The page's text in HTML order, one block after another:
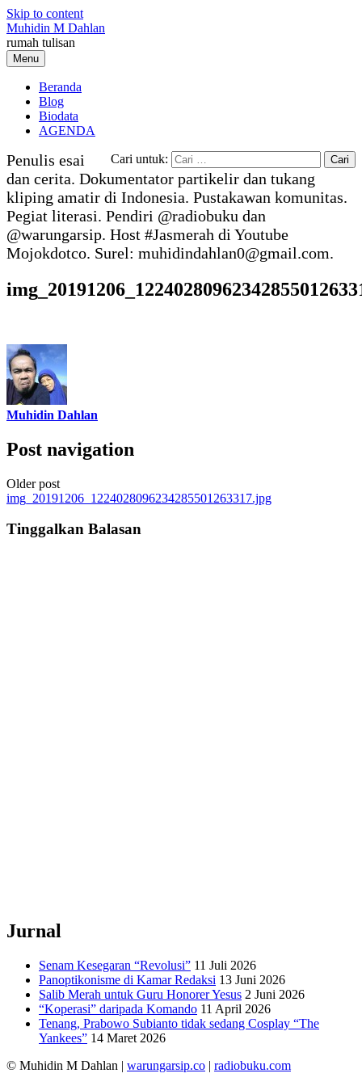
Skip to content
Muhidin M Dahlan
rumah tulisan
Menu
Beranda
Blog
Biodata
AGENDA
Cari untuk:
Penulis esai
dan cerita. Dokumentator partikelir dan tukang
kliping amatir di Indonesia. Pustakawan komunitas.
Pegiat literasi. Pendiri @radiobuku dan
@warungarsip. Host #Jasmerah di Youtube
Mojokdotco. Surel: muhidindahlan0@gmail.com.
Muhidin Dahlan
Post navigation
Older post
img_20191206_1224028096234285501263317.jpg
Tinggalkan Balasan
Jurnal
Senam Kesegaran “Revolusi” 11 Juli 2026
Panoptikonisme di Kamar Redaksi 13 Juni 2026
Salib Merah untuk Guru Honorer Yesus 2 Juni 2026
“Koperasi” daripada Komando 11 April 2026
Tenang, Prabowo Subianto tidak sedang Cosplay “The
Yankees” 14 Maret 2026
© Muhidin M Dahlan | warungarsip.co | radiobuku.com